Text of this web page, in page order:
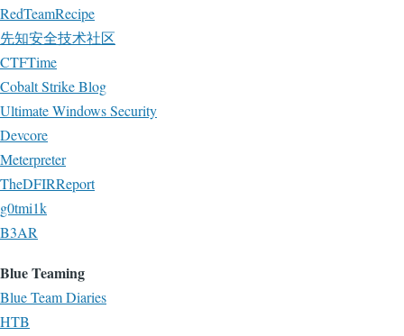
RedTeamRecipe
先知安全技术社区
CTFTime
Cobalt Strike Blog
Ultimate Windows Security
Devcore
Meterpreter
TheDFIRReport
g0tmi1k
B3AR
Blue Teaming
Blue Team Diaries
HTB